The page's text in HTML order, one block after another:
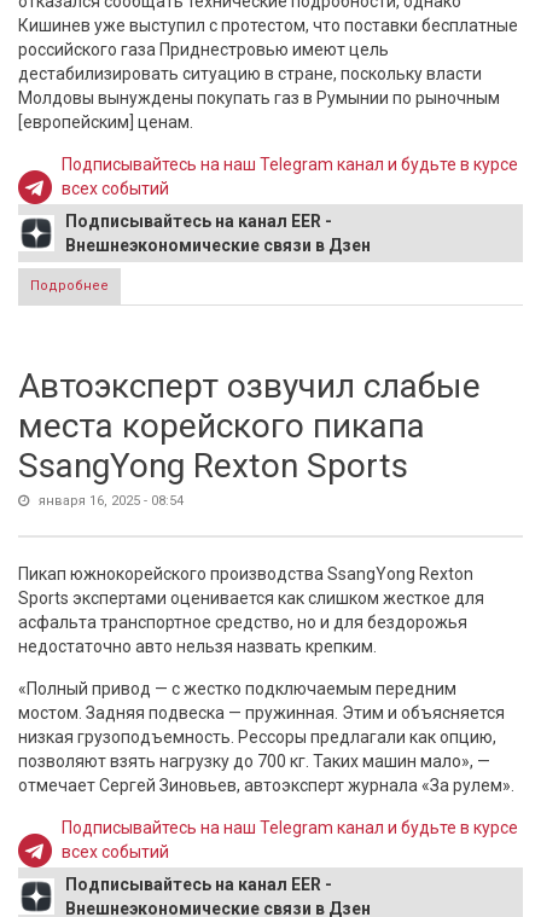
Кишинев уже выступил с протестом, что поставки бесплатные
российского газа Приднестровью имеют цель
дестабилизировать ситуацию в стране, поскольку власти
Молдовы вынуждены покупать газ в Румынии по рыночным
[европейским] ценам.
Подписывайтесь на наш Telegram канал и будьте в курсе
всех событий
Подписывайтесь на канал EER -
Внешнеэкономические связи в Дзен
Подробнее
Приднестровье может получить газ из РФ
Автоэксперт озвучил слабые
места корейского пикапа
SsangYong Rexton Sports
января 16, 2025 - 08:54
Пикап южнокорейского производства SsangYong Rexton
Sports экспертами оценивается как слишком жесткое для
асфальта транспортное средство, но и для бездорожья
недостаточно авто нельзя назвать крепким.
«Полный привод — с жестко подключаемым передним
мостом. Задняя подвеска — пружинная. Этим и объясняется
низкая грузоподъемность. Рессоры предлагали как опцию,
позволяют взять нагрузку до 700 кг. Таких машин мало», —
отмечает Сергей Зиновьев, автоэксперт журнала «За рулем».
Подписывайтесь на наш Telegram канал и будьте в курсе
всех событий
Подписывайтесь на канал EER -
Внешнеэкономические связи в Дзен